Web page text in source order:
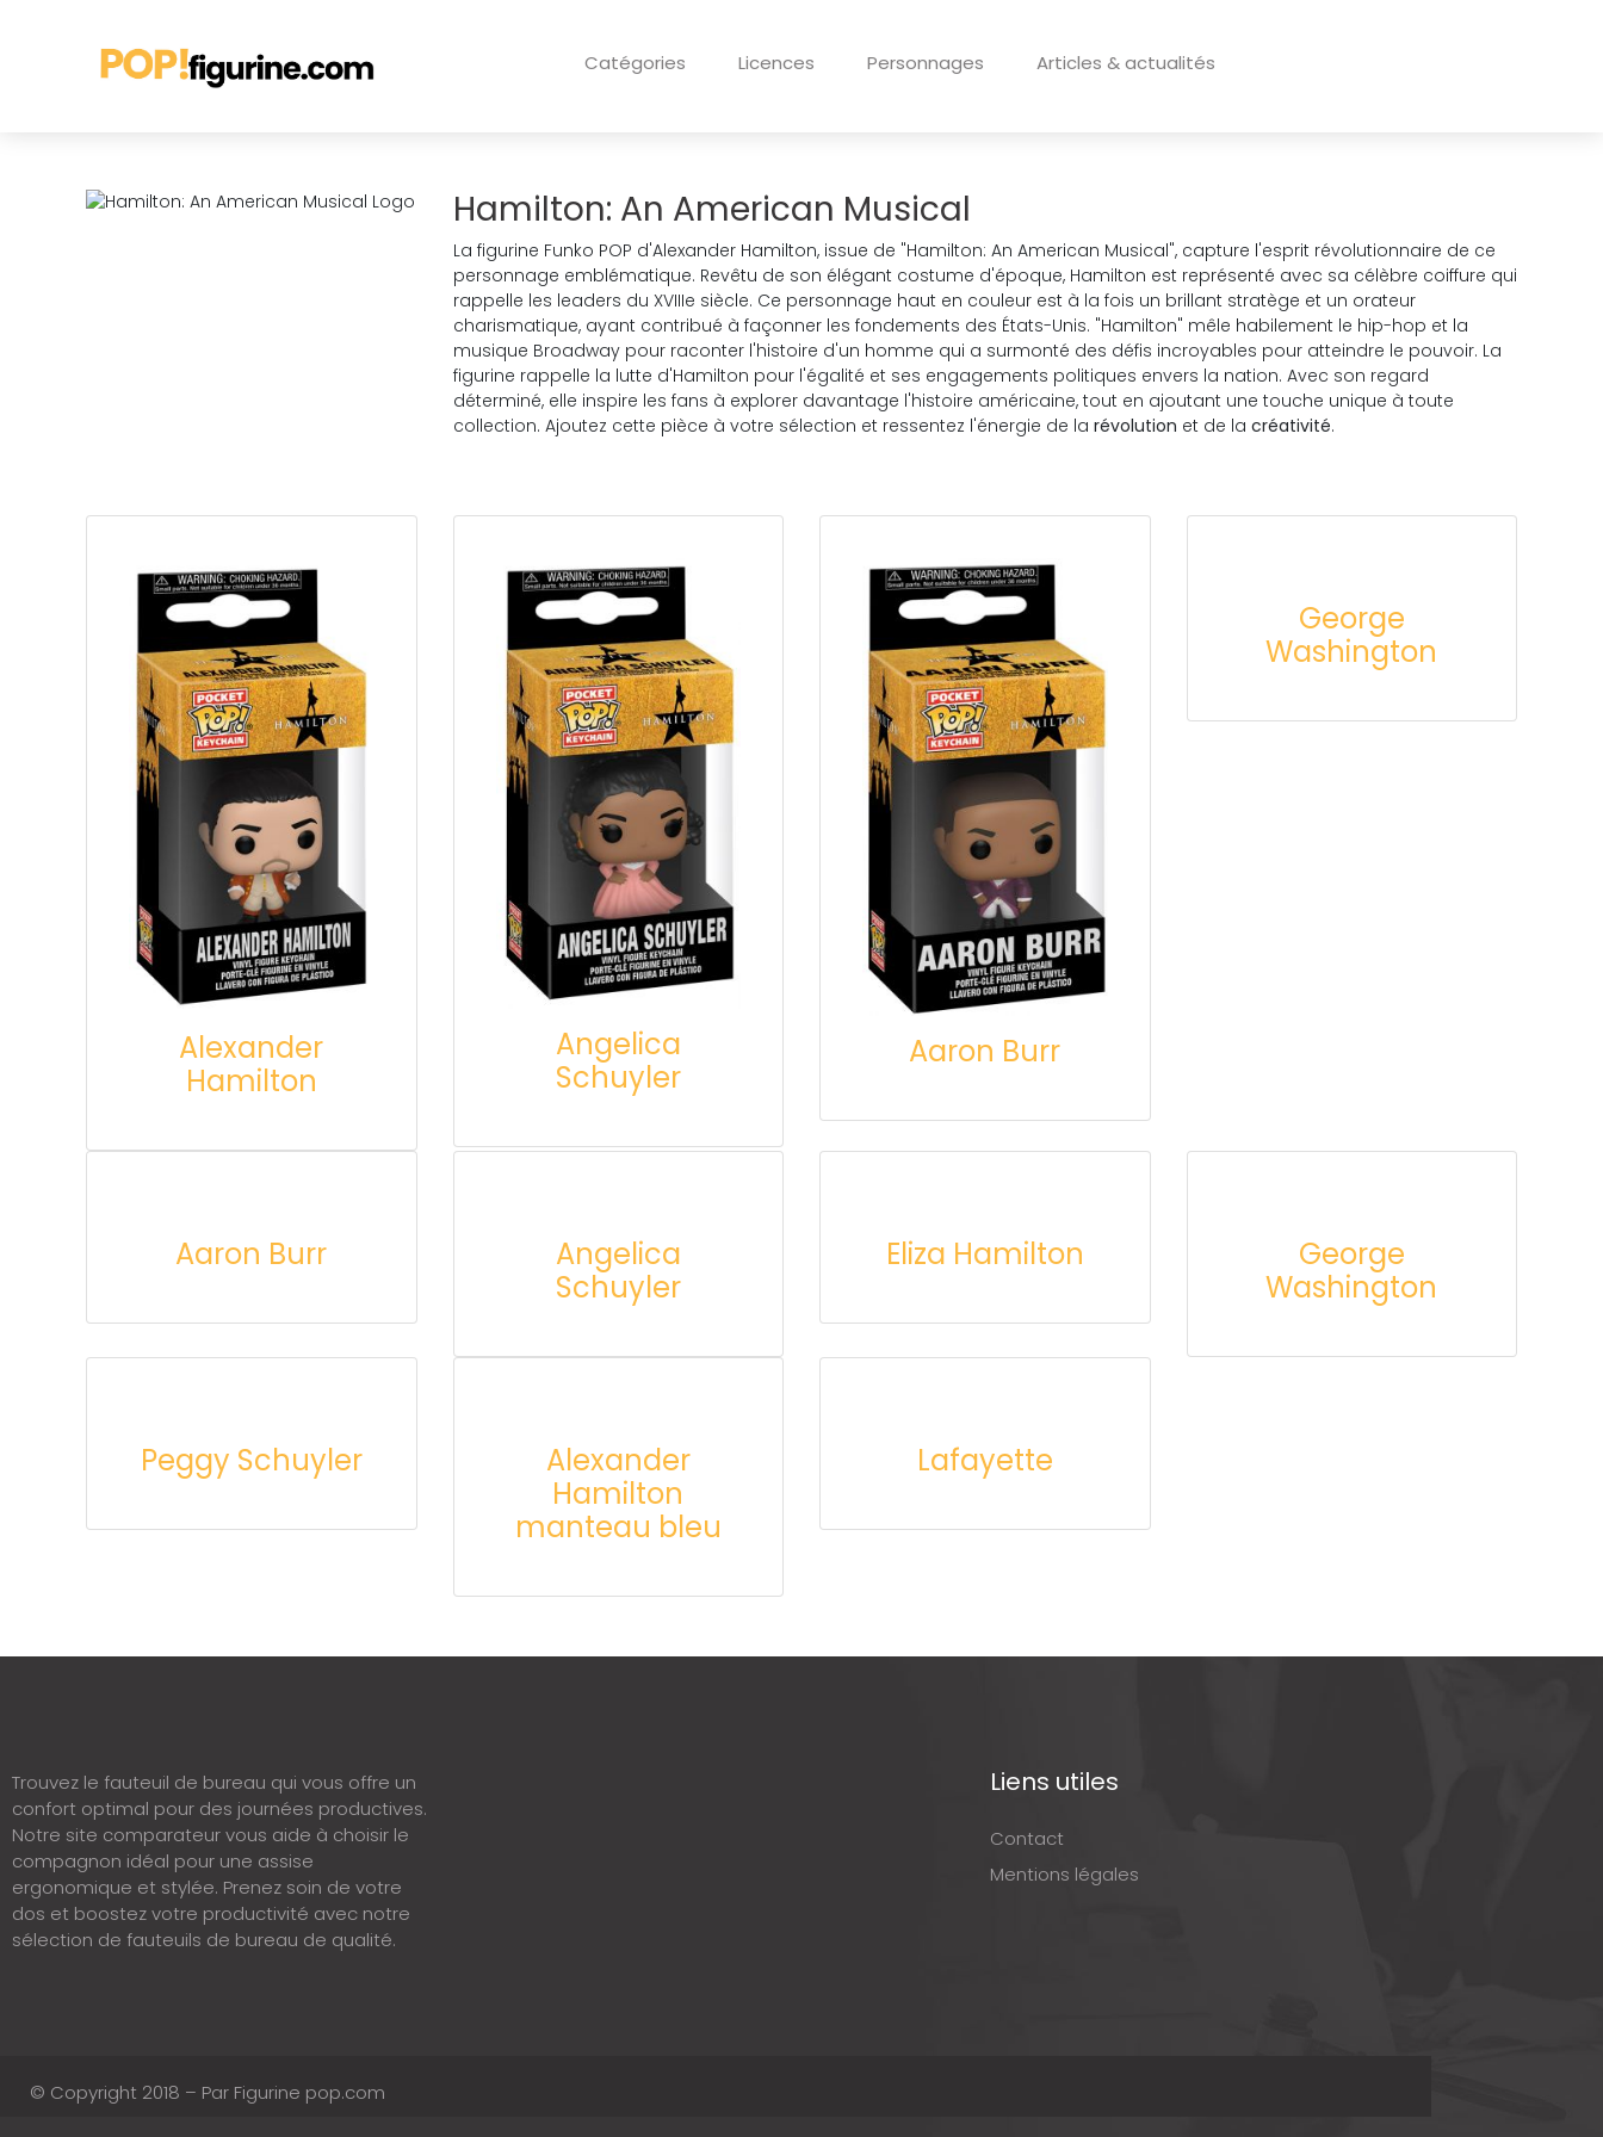
Catégories Licences Personnages Articles & actualités
Hamilton: An American Musical
La figurine Funko POP d'Alexander Hamilton, issue de "Hamilton: An American Musical", capture l'esprit révolutionnaire de ce
personnage emblématique. Revêtu de son élégant costume d'époque, Hamilton est représenté avec sa célèbre coiffure qui
rappelle les leaders du XVIIIe siècle. Ce personnage haut en couleur est à la fois un brillant stratège et un orateur
charismatique, ayant contribué à façonner les fondements des États-Unis. "Hamilton" mêle habilement le hip-hop et la
musique Broadway pour raconter l'histoire d'un homme qui a surmonté des défis incroyables pour atteindre le pouvoir. La
figurine rappelle la lutte d'Hamilton pour l'égalité et ses engagements politiques envers la nation. Avec son regard
déterminé, elle inspire les fans à explorer davantage l'histoire américaine, tout en ajoutant une touche unique à toute
collection. Ajoutez cette pièce à votre sélection et ressentez l'énergie de la révolution et de la créativité.
Alexander
Hamilton
Angelica
Schuyler
Aaron Burr
George
Washington
Aaron Burr
Angelica
Schuyler
Eliza Hamilton
George
Washington
Peggy Schuyler
Alexander
Hamilton
manteau bleu
Lafayette
Trouvez le fauteuil de bureau qui vous offre un
confort optimal pour des journées productives.
Notre site comparateur vous aide à choisir le
compagnon idéal pour une assise
ergonomique et stylée. Prenez soin de votre
dos et boostez votre productivité avec notre
sélection de fauteuils de bureau de qualité.
Liens utiles
Contact
Mentions légales
© Copyright 2018 – Par Figurine pop.com